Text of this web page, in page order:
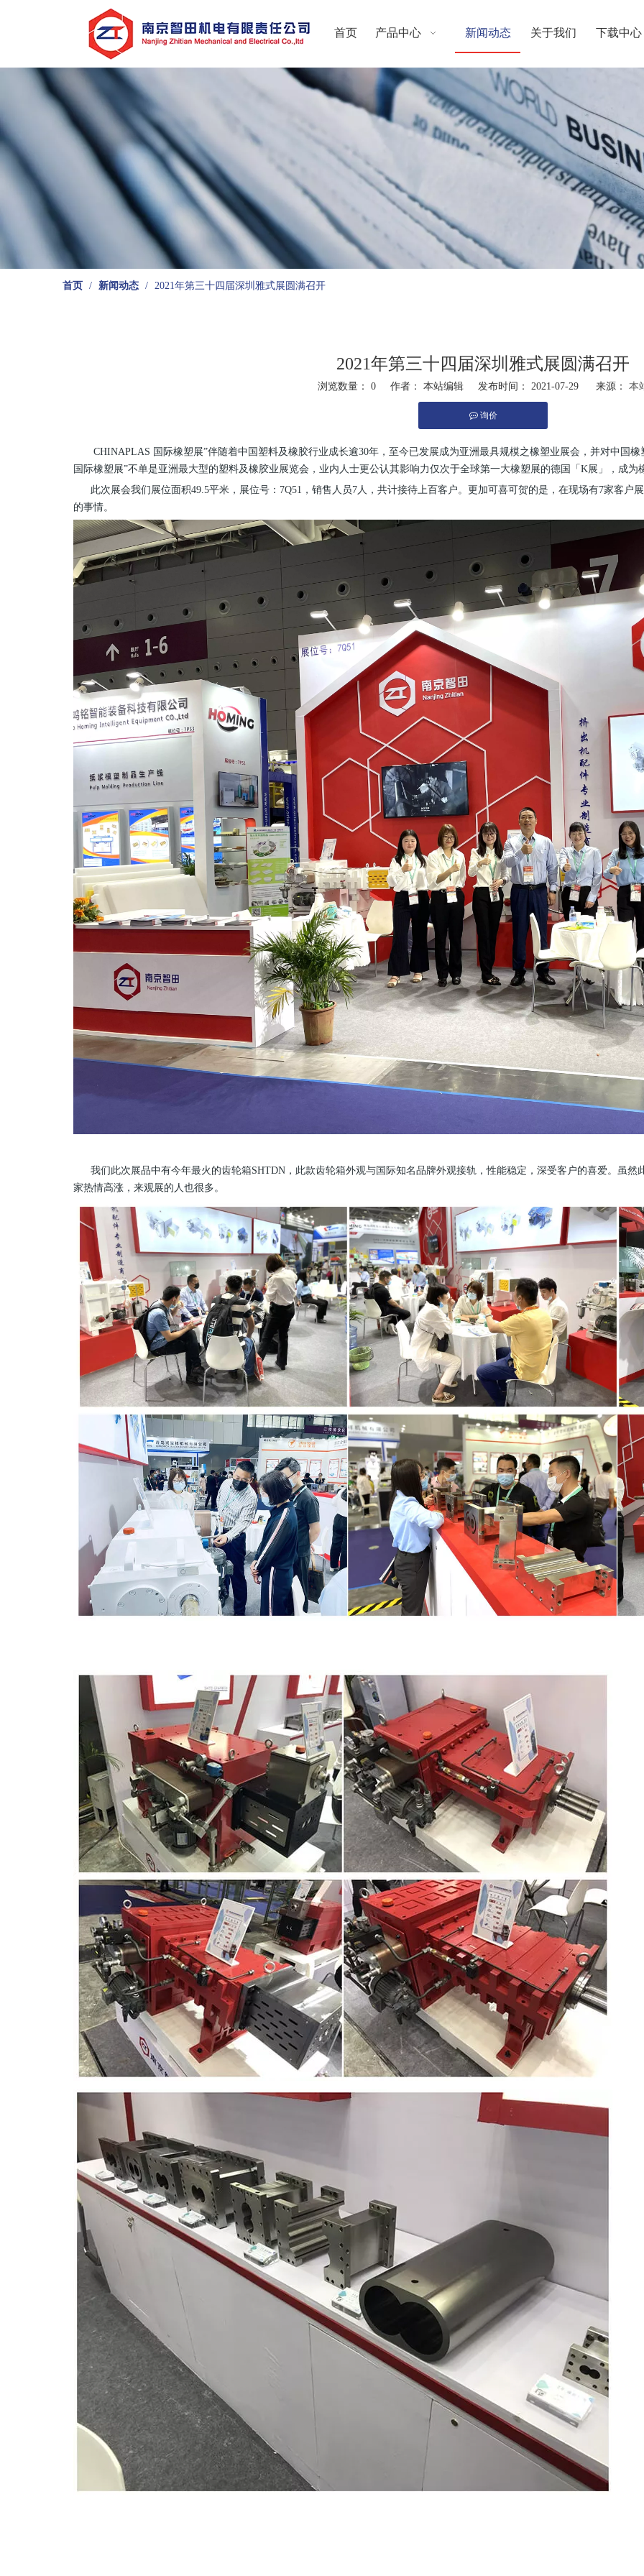
首页 产品中心 新闻动态 关于我们 下载中心
首页 / 新闻动态 / 2021年第三十四届深圳雅式展圆满召开
2021年第三十四届深圳雅式展圆满召开
浏览数量： 0作者： 本站编辑 发布时间： 2021-07-29 来源： 本
询价
["facebook","twitter","line","wechat","linkedin","pinterest","whatsapp"]
CHINAPLAS 国际橡塑展”伴随着中国塑料及橡胶行业成长逾30年，至今已发展成为亚洲最具规模之橡塑业展会，并对中国橡
国际橡塑展”不单是亚洲最大型的塑料及橡胶业展览会，业内人士更公认其影响力仅次于全球第一大橡塑展的德国「K展」，成为
此次展会我们展位面积49.5平米，展位号：7Q51，销售人员7人，共计接待上百客户。更加可喜可贺的是，在现场有7家客户
的事情。
我们此次展品中有今年最火的齿轮箱SHTDN，此款齿轮箱外观与国际知名品牌外观接轨，性能稳定，深受客户的喜爱。虽然
家热情高涨，来观展的人也很多。